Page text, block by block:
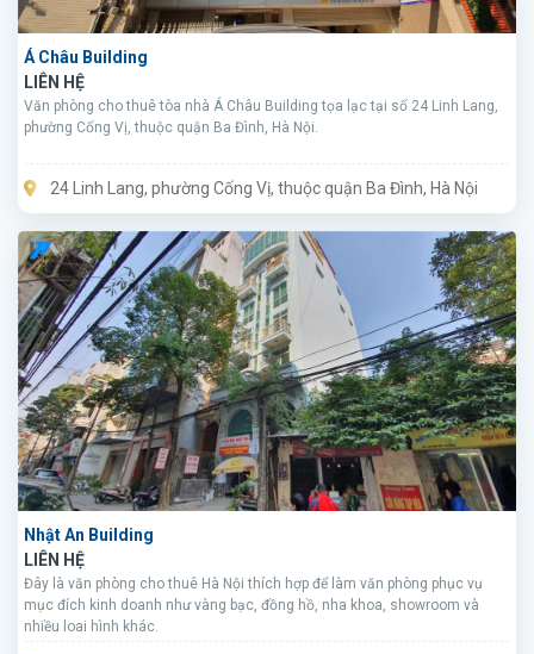
Á Châu Building
LIÊN HỆ
Văn phòng cho thuê tòa nhà Á Châu Building tọa lạc tại số 24 Linh Lang,
phường Cống Vị, thuộc quận Ba Đình, Hà Nội.
24 Linh Lang, phường Cống Vị, thuộc quận Ba Đình, Hà Nội
Nhật An Building
LIÊN HỆ
Đây là văn phòng cho thuê Hà Nội thích hợp để làm văn phòng phục vụ
mục đích kinh doanh như vàng bạc, đồng hồ, nha khoa, showroom và
nhiều loai hình khác.